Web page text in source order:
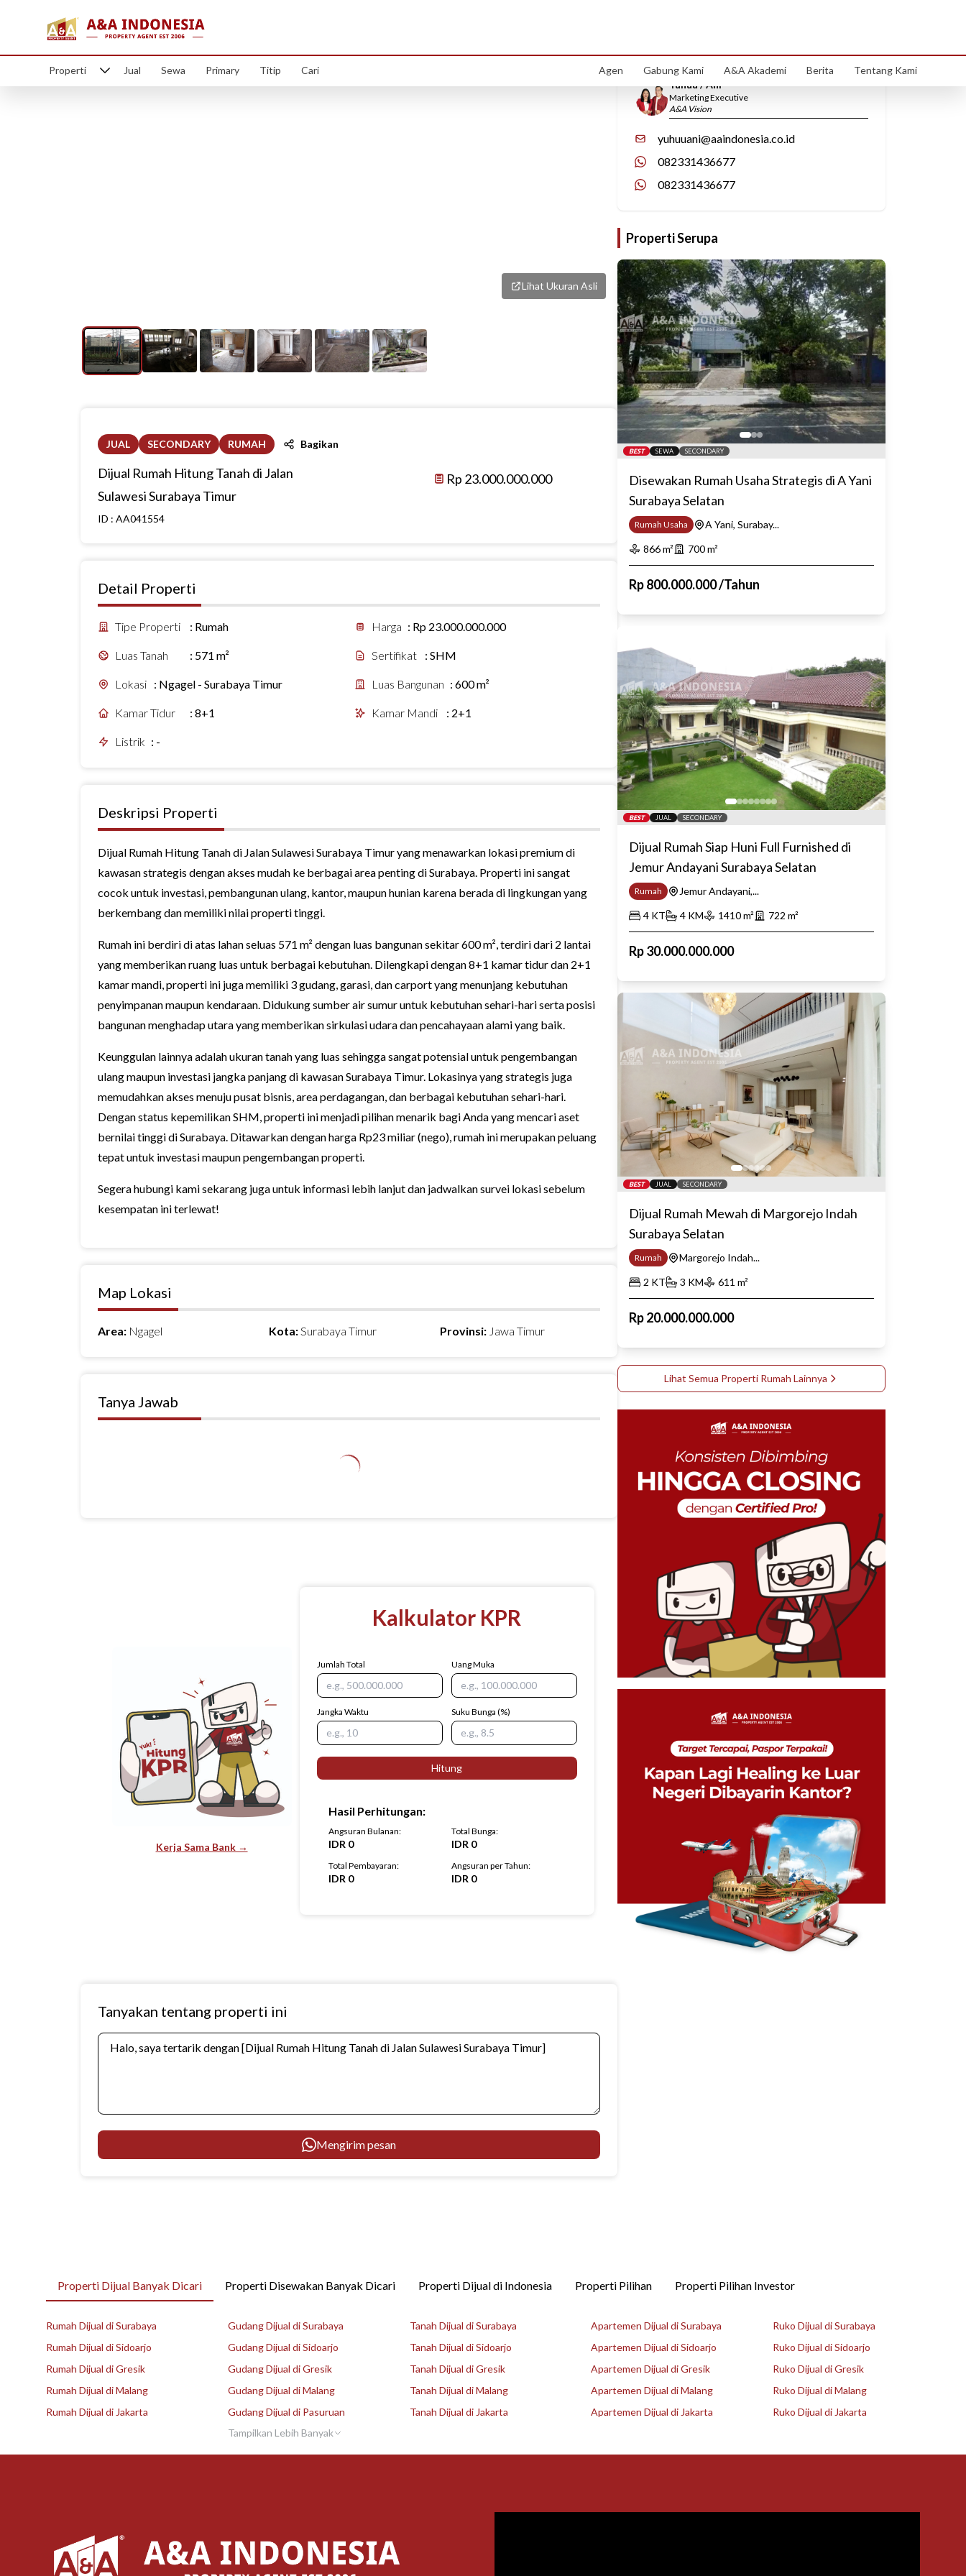
Properti Jual Sewa Primary Titip Cari Agen Gabung Kami A&A Akademi Berita Tentang Kami
Lihat Ukuran Asli
JUAL SECONDARY RUMAH Bagikan
Dijual Rumah Hitung Tanah di Jalan
Sulawesi Surabaya Timur
Rp 23.000.000.000
ID : AA041554
Tanyakan tentang properti ini
Mengirim pesan
Kerja Sama Bank →
Kalkulator KPR
Jumlah Total Uang Muka
Jangka Waktu Suku Bunga (%)
Hitung
Hasil Perhitungan:
Angsuran Bulanan:
IDR 0
Total Bunga:
IDR 0
Total Pembayaran:
IDR 0
Angsuran per Tahun:
IDR 0
Detail Properti
Tipe Properti : Rumah Harga : Rp 23.000.000.000
Luas Tanah : 571 m² Sertifikat :SHM
Lokasi : Ngagel - Surabaya Timur Luas Bangunan :600 m²
Kamar Tidur : 8+1 Kamar Mandi : 2+1
Listrik : -
Deskripsi Properti
Dijual Rumah Hitung Tanah di Jalan Sulawesi Surabaya Timur yang menawarkan lokasi premium di
kawasan strategis dengan akses mudah ke berbagai area penting di Surabaya. Properti ini sangat
cocok untuk investasi, pembangunan ulang, kantor, maupun hunian karena berada di lingkungan yang
berkembang dan memiliki nilai properti tinggi.
Rumah ini berdiri di atas lahan seluas 571 m² dengan luas bangunan sekitar 600 m², terdiri dari 2 lantai
yang memberikan ruang luas untuk berbagai kebutuhan. Dilengkapi dengan 8+1 kamar tidur dan 2+1
kamar mandi, properti ini juga memiliki 3 gudang, garasi, dan carport yang menunjang kebutuhan
penyimpanan maupun kendaraan. Didukung sumber air sumur untuk kebutuhan sehari-hari serta posisi
bangunan menghadap utara yang memberikan sirkulasi udara dan pencahayaan alami yang baik.
Keunggulan lainnya adalah ukuran tanah yang luas sehingga sangat potensial untuk pengembangan
ulang maupun investasi jangka panjang di kawasan Surabaya Timur. Lokasinya yang strategis juga
memudahkan akses menuju pusat bisnis, area perdagangan, dan berbagai kebutuhan sehari-hari.
Dengan status kepemilikan SHM, properti ini menjadi pilihan menarik bagi Anda yang mencari aset
bernilai tinggi di Surabaya. Ditawarkan dengan harga Rp23 miliar (nego), rumah ini merupakan peluang
tepat untuk investasi maupun pengembangan properti.
Segera hubungi kami sekarang juga untuk informasi lebih lanjut dan jadwalkan survei lokasi sebelum
kesempatan ini terlewat!
Map Lokasi
Area: Ngagel Kota:Surabaya Timur Provinsi: Jawa Timur
Tanya Jawab
Hubungi Kami
Yuhuu / Ani
Marketing Executive
A&A Vision
yuhuuani@aaindonesia.co.id
082331436677
082331436677
Properti Serupa
BEST SEWA SECONDARY
Disewakan Rumah Usaha Strategis di A Yani
Surabaya Selatan
Rumah Usaha
A Yani, Surabay...
866m² 700m²
Rp800.000.000/Tahun
BEST JUAL SECONDARY
Dijual Rumah Siap Huni Full Furnished di
Jemur Andayani Surabaya Selatan
Rumah
Jemur Andayani,...
4KT 4KM 1410m² 722 m²
Rp30.000.000.000
BEST JUAL SECONDARY
Dijual Rumah Mewah di Margorejo Indah
Surabaya Selatan
Rumah
Margorejo Indah...
2 KT 3 KM 611 m²
Rp20.000.000.000
Lihat Semua Properti Rumah Lainnya
Properti Dijual Banyak Dicari Properti Disewakan Banyak Dicari Properti Dijual di Indonesia Properti Pilihan Properti Pilihan Investor
Rumah Dijual di Surabaya
Rumah Dijual di Sidoarjo
Rumah Dijual di Gresik
Rumah Dijual di Malang
Rumah Dijual di Jakarta
Gudang Dijual di Surabaya
Gudang Dijual di Sidoarjo
Gudang Dijual di Gresik
Gudang Dijual di Malang
Gudang Dijual di Pasuruan
Tampilkan Lebih Banyak
Tanah Dijual di Surabaya
Tanah Dijual di Sidoarjo
Tanah Dijual di Gresik
Tanah Dijual di Malang
Tanah Dijual di Jakarta
Apartemen Dijual di Surabaya
Apartemen Dijual di Sidoarjo
Apartemen Dijual di Gresik
Apartemen Dijual di Malang
Apartemen Dijual di Jakarta
Ruko Dijual di Surabaya
Ruko Dijual di Sidoarjo
Ruko Dijual di Gresik
Ruko Dijual di Malang
Ruko Dijual di Jakarta